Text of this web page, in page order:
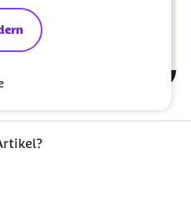
den Notfall die
Sterne
5 Sterne